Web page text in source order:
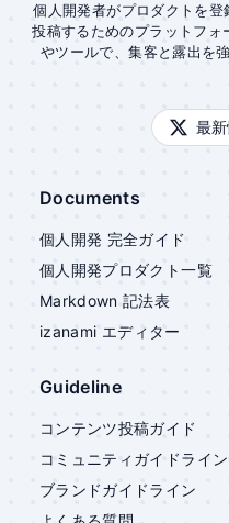
個人開発者がプロダクトを
投稿するためのプラットフ
やツールで、集客と露出を
最
Documents
個人開発 完全ガイド
個人開発プロダクト一覧
Markdown 記法表
izanami エディター
Guideline
コンテンツ投稿ガイド
コミュニティガイドライン
ブランドガイドライン